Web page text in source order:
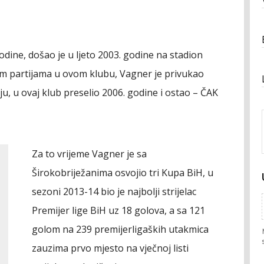
došao je u ljeto 2003. godine na stadion
partijama u ovom klubu, Vagner je privukao
u ovaj klub preselio 2006. godine i ostao – ČAK
Za to vrijeme Vagner je sa
Širokobriježanima osvojio tri Kupa BiH, u
sezoni 2013-14 bio je najbolji strijelac
Premijer lige BiH uz 18 golova, a sa 121
golom na 239 premijerligaških utakmica
zauzima prvo mjesto na vječnoj listi